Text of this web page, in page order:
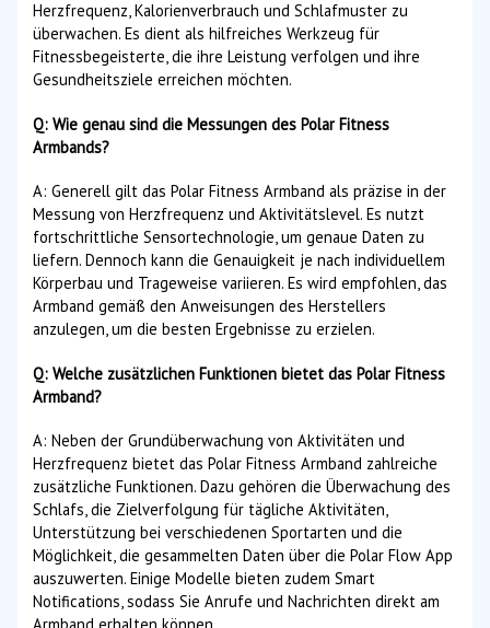
Herzfrequenz, Kalorienverbrauch und Schlafmuster zu
überwachen. Es dient als hilfreiches Werkzeug für
Fitnessbegeisterte, die ihre Leistung verfolgen und ihre
Gesundheitsziele erreichen möchten.
Q: Wie genau sind die Messungen des Polar Fitness
Armbands?
A: Generell gilt das Polar Fitness Armband als präzise in der
Messung von Herzfrequenz und Aktivitätslevel. Es nutzt
fortschrittliche Sensortechnologie, um genaue Daten zu
liefern. Dennoch kann die Genauigkeit je nach individuellem
Körperbau und Trageweise variieren. Es wird empfohlen, das
Armband gemäß den Anweisungen des Herstellers
anzulegen, um die besten Ergebnisse zu erzielen.
Q: Welche zusätzlichen Funktionen bietet das Polar Fitness
Armband?
A: Neben der Grundüberwachung von Aktivitäten und
Herzfrequenz bietet das Polar Fitness Armband zahlreiche
zusätzliche Funktionen. Dazu gehören die Überwachung des
Schlafs, die Zielverfolgung für tägliche Aktivitäten,
Unterstützung bei verschiedenen Sportarten und die
Möglichkeit, die gesammelten Daten über die Polar Flow App
auszuwerten. Einige Modelle bieten zudem Smart
Notifications, sodass Sie Anrufe und Nachrichten direkt am